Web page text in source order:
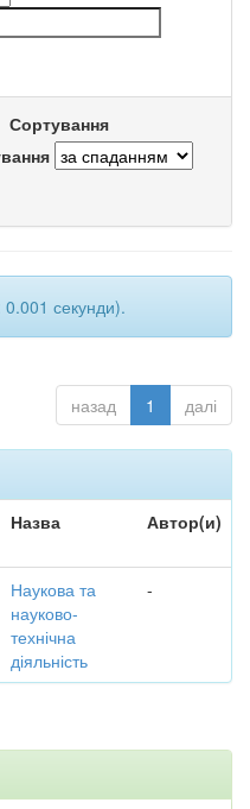
Сортування
0.001 секунди).
назад 1 далі
Назва Автор(и)
Наукова та
науково-
технічна
діяльність
-